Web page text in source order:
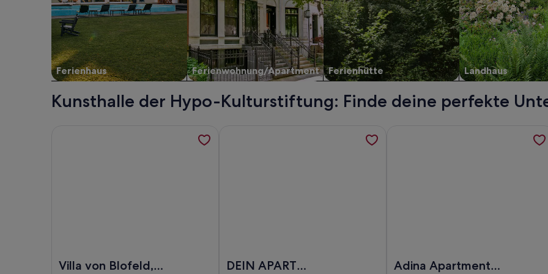
Ferienhaus Ferienwohnung/Apartment Ferienhütte Landhaus
Kunsthalle der Hypo-Kulturstiftung: Finde deine perfekte
Villa von Blofeld,
DEIN APART
Adina Apartment